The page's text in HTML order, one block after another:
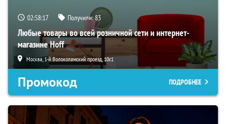
02:58:16 Получили:83
Любые товары во всей розничной сети и интернет-
магазине Hoff
Москва, 1-й Волоколамский проезд, 10с1
Промокод ПОДРОБНЕЕ